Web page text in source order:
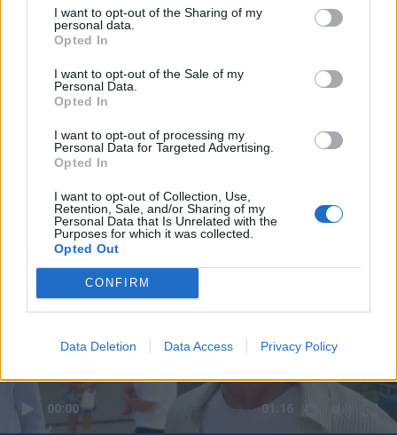
I want to opt-out of the Sharing of my
personal data.
Opted In
I want to opt-out of the Sale of my
Personal Data.
Opted In
I want to opt-out of processing my
Personal Data for Targeted Advertising.
Opted In
I want to opt-out of Collection, Use,
Retention, Sale, and/or Sharing of my
Personal Data that Is Unrelated with the
Purposes for which it was collected.
Opted Out
CONFIRM
Data Deletion Data Access Privacy Policy
00:00 01:16